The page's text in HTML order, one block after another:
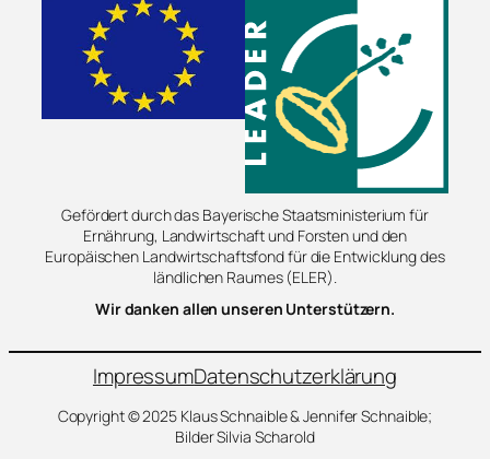
Gefördert durch das Bayerische Staatsministerium für
Ernährung, Landwirtschaft und Forsten und den
Europäischen Landwirtschaftsfond für die Entwicklung des
ländlichen Raumes (ELER).
Wir danken allen unseren Unterstützern.
ImpressumDatenschutzerklärung
Copyright © 2025 Klaus Schnaible & Jennifer Schnaible;
Bilder Silvia Scharold